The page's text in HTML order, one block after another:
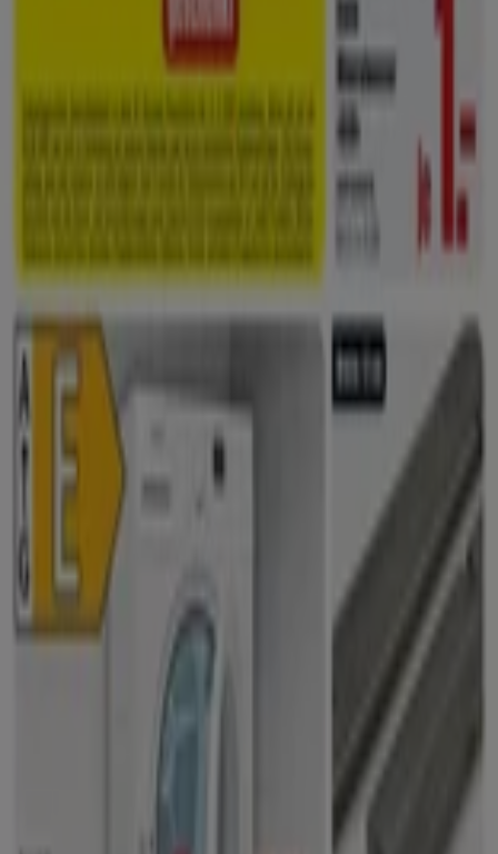
Globus Baumarkt
OBI
FÜR DEN SOMMER GEMACHT
Läuft am 31.8. ab
Erwartet
Sonderpreis Baumarkt
Exklusive Deals und Schnäppchen
Läuft am 14.8. ab
Läuft heute ab
B1 Discount Baumarkt
B1 Discount Baumarkt flugblatt